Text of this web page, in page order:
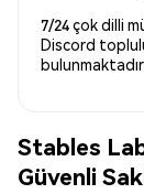
7/24 çok dilli
Discord
Stables
Güvenli